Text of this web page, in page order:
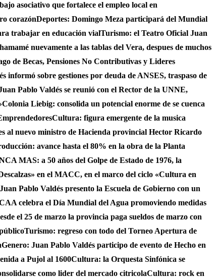
asociativo que fortalece el empleo local en
corazónDeportes: Domingo Meza participará del Mundial
trabajar en educación vialTurismo: el Teatro Oficial Juan
nuevamente a las tablas del Vera, despues de muchos
de Becas, Pensiones No Contributivas y Lideres
informó sobre gestiones por deuda de ANSES, traspaso de
Pablo Valdés se reunió con el Rector de la UNNE,
Colonia Liebig: consolida un potencial enorme de se cuenca
Cultura: figura emergente de la musica
al nuevo ministro de Hacienda provincial Hector Ricardo
avance hasta el 80% en la obra de la Planta
MAS: a 50 años del Golpe de Estado de 1976, la
en el MACC, en el marco del ciclo «Cultura en
Pablo Valdés presento la Escuela de Gobierno con un
celebra el Día Mundial del Agua promoviendo medidas
el 25 de marzo la provincia paga sueldos de marzo con
Turismo: regreso con todo del Torneo Apertura de
Genero: Juan Pablo Valdés participo de evento de Hecho en
a Pujol al 1600Cultura: la Orquesta Sinfónica se
como lider del mercado citricolaCultura: rock en